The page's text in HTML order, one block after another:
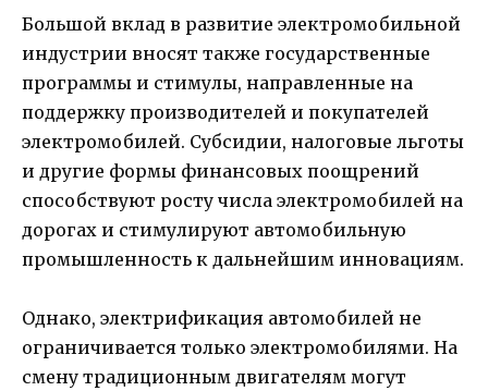
Большой вклад в развитие электромобильной
индустрии вносят также государственные
программы и стимулы, направленные на
поддержку производителей и покупателей
электромобилей. Субсидии, налоговые льготы
и другие формы финансовых поощрений
способствуют росту числа электромобилей на
дорогах и стимулируют автомобильную
промышленность к дальнейшим инновациям.
Однако, электрификация автомобилей не
ограничивается только электромобилями. На
смену традиционным двигателям могут